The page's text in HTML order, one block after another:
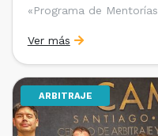
«Programa de
Internacionales con el
y la Subdirección
Internacionales, tras […]
Ver más
ARBITRAJE